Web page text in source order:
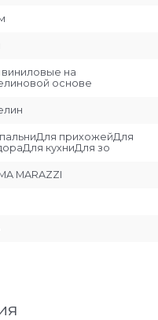
на
основе
прихожейДля
кухниДля зо
MARAZZI